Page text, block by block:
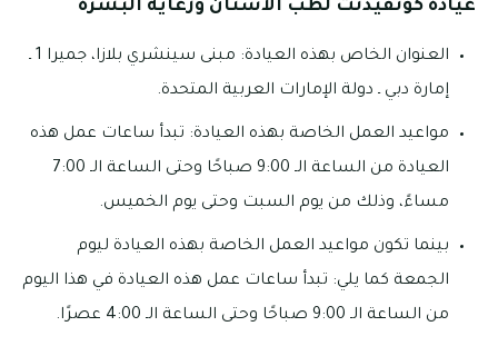
عيادة كونفيدنت لطب الأسنان ورعاية البشرة
العنوان الخاص بهذه العيادة: مبنى سينشري بلازا، جميرا 1 ـ
إمارة دبي ـ دولة الإمارات العربية المتحدة.
مواعيد العمل الخاصة بهذه العيادة: تبدأ ساعات عمل هذه
العيادة من الساعة الـ 9:00 صباحًا وحتى الساعة الـ 7:00
مساءً، وذلك من يوم السبت وحتى يوم الخميس.
بينما تكون مواعيد العمل الخاصة بهذه العيادة ليوم
الجمعة كما يلي: تبدأ ساعات عمل هذه العيادة في هذا اليوم
من الساعة الـ 9:00 صباحًا وحتى الساعة الـ 4:00 عصرًا.